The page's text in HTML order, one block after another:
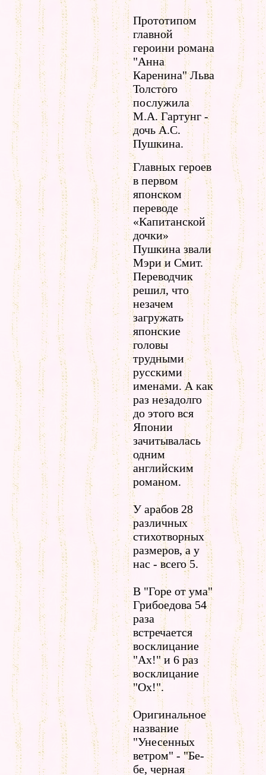
Прототипом
главной
героини романа
"Анна
Каренина" Льва
Толстого
послужила
М.А. Гартунг -
дочь А.С.
Пушкина.
Главных героев
в первом
японском
переводе
«Капитанской
дочки»
Пушкина звали
Мэри и Смит.
Переводчик
решил, что
незачем
загружать
японские
головы
трудными
русскими
именами. А как
раз незадолго
до этого вся
Японии
зачитывалась
одним
английским
романом.
У арабов 28
различных
стихотворных
размеров, а у
нас - всего 5.
В "Горе от ума"
Грибоедова 54
раза
встречается
восклицание
"Ах!" и 6 раз
восклицание
"Ох!".
Оригинальное
название
"Унесенных
ветpом" - "Бе-
бе, чеpная